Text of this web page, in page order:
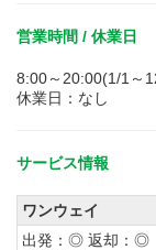
営業時間 / 休業日
8:00～20:00(1/1～
休業日：なし
サービス情報
ワンウェイ
出発：◎ 返却：◎